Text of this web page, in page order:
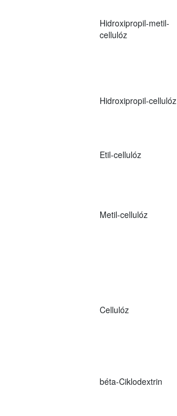
Hidroxipropil-metil-
cellulóz
Hidroxipropil-cellulóz
Etil-cellulóz
Metil-cellulóz
Cellulóz
béta-Ciklodextrin